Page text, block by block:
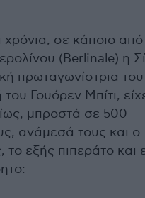
σε κάποιο από
(Berlinale) η
πρωταγωνίστρια του
Γουόρεν Μπίτι,
μπροστά σε 500
ανάμεσά τους και ο
εξής πιπεράτο και